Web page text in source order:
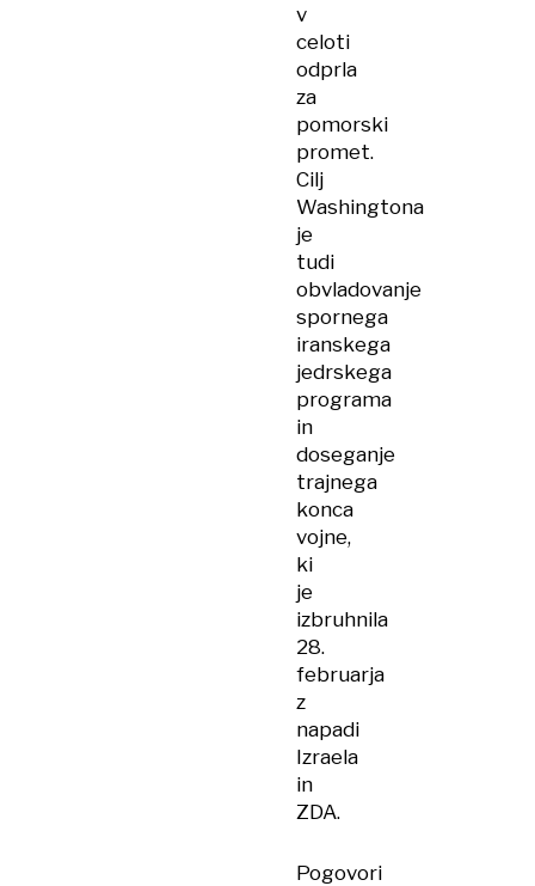
v
celoti
odprla
za
pomorski
promet.
Cilj
Washingtona
je
tudi
obvladovanje
spornega
iranskega
jedrskega
programa
in
doseganje
trajnega
konca
vojne,
ki
je
izbruhnila
28.
februarja
z
napadi
Izraela
in
ZDA.
Pogovori